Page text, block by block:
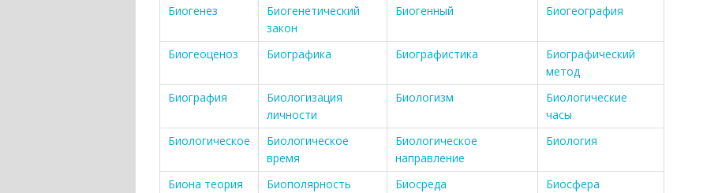
Биогенез
Биогенетический
закон
Биогенный Биогеография
Биогеоценоз Биографика Биографистика
Биографический
метод
Биография
Биологизация
личности
Биологизм
Биологические
часы
Биологическое
Биологическое
время
Биологическое
направление
Биология
Биона теория Биополярность Биосреда
Биосфера